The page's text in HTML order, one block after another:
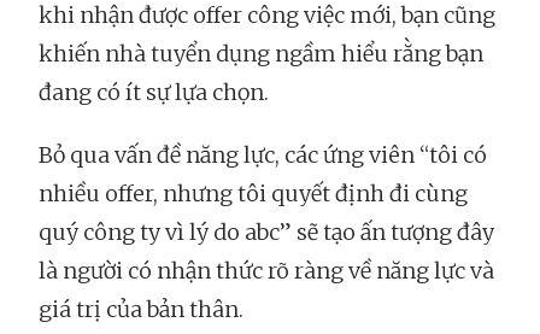
khi nhận được offer công việc mới, bạn cũng
khiến nhà tuyển dụng ngầm hiểu rằng bạn
đang có ít sự lựa chọn.
Bỏ qua vấn đề năng lực, các ứng viên “tôi có
nhiều offer, nhưng tôi quyết định đi cùng
quý công ty vì lý do abc” sẽ tạo ấn tượng đây
là người có nhận thức rõ ràng về năng lực và
giá trị của bản thân.